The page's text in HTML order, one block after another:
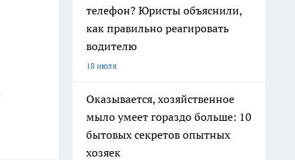
телефон? Юристы объяснили,
как правильно реагировать
водителю
18 июля
Оказывается, хозяйственное
мыло умеет гораздо больше: 10
бытовых секретов опытных
хозяек